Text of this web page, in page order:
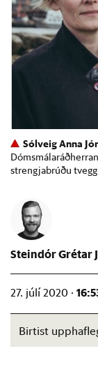
Sólveig Anna
strengjabrúðu
Steindór Grétar
27. júlí 2020 ·
Birtist